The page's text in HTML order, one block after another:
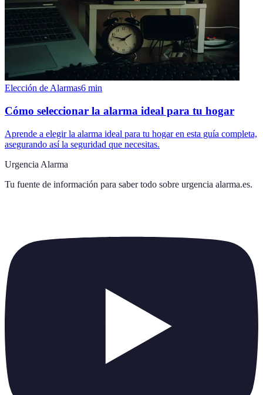
Elección de Alarmas6 min
Cómo seleccionar la alarma ideal para tu hogar
Aprende a elegir la alarma ideal para tu hogar en esta guía completa,
asegurando así la seguridad que necesitas.
Urgencia Alarma
Tu fuente de información para saber todo sobre urgencia alarma.es.